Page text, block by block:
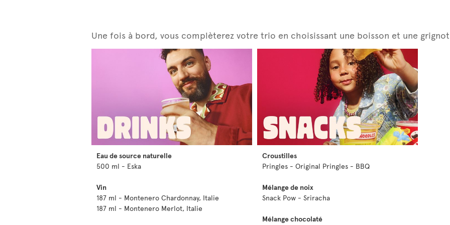
Une fois à bord, vous complèterez votre trio en choisissant une boisson et une
Eau de source naturelle
500 ml - Eska
Vin
187 ml - Montenero Chardonnay, Italie
187 ml - Montenero Merlot, Italie
Croustilles
Pringles - Original Pringles - BBQ
Mélange de noix
Snack Pow - Sriracha
Mélange chocolaté